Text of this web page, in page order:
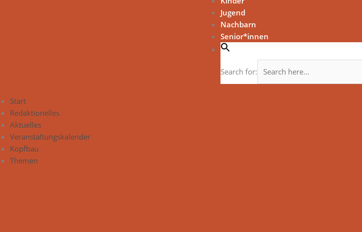
Jugend
Nachbarn
Senior*innen
Search for:
Start
Redaktionelles
Aktuelles
Veranstaltungskalender
Kopfbau
Themen